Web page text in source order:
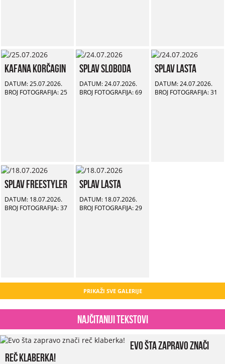
Kafana Korčagin
DATUM: 25.07.2026.
BROJ FOTOGRAFIJA: 25
Splav Sloboda
DATUM: 24.07.2026.
BROJ FOTOGRAFIJA: 69
Splav Lasta
DATUM: 24.07.2026.
BROJ FOTOGRAFIJA: 31
Splav Freestyler
DATUM: 18.07.2026.
BROJ FOTOGRAFIJA: 37
Splav Lasta
DATUM: 18.07.2026.
BROJ FOTOGRAFIJA: 29
PRIKAŽI SVE GALERIJE
Najčitaniji tekstovi
Evo šta zapravo znači
reč klaberka!